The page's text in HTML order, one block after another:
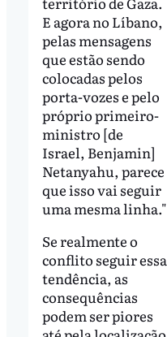
E agora no Líbano,
pelas mensagens
que estão sendo
colocadas pelos
porta-vozes e pelo
próprio primeiro-
ministro [de
Israel, Benjamin]
Netanyahu, parece
que isso vai seguir
uma mesma linha."
Se realmente o
conflito seguir essa
tendência, as
consequências
podem ser piores